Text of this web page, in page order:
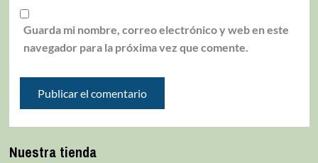
Guarda mi nombre, correo electrónico y web en este
navegador para la próxima vez que comente.
Nuestra tienda